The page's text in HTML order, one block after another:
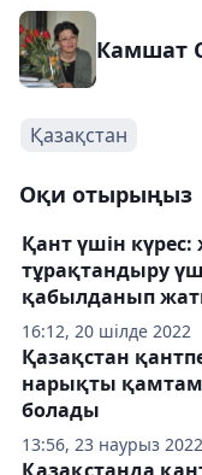
Камшат
Қазақстан
Оқи отырыңыз
16:12, 20 шілде 2022
Қант үшін
тұрақтандыру
қабылданып
13:56, 23 наурыз 2022
Қазақстан
нарықты
болады
Қазақстанда